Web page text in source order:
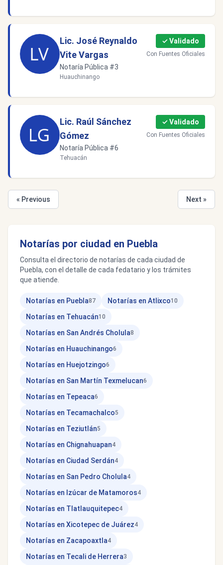
Lic. José Reynaldo
Vite Vargas
Notaría Pública #3
Huauchinango
✓ Validado
Con Fuentes Oficiales
Lic. Raúl Sánchez
Gómez
Notaría Pública #6
Tehuacán
✓ Validado
Con Fuentes Oficiales
« Previous Next »
Notarías por ciudad en Puebla
Consulta el directorio de notarías de cada ciudad de
Puebla, con el detalle de cada fedatario y los trámites
que atiende.
Notarías en Puebla87 Notarías en Atlixco10
Notarías en Tehuacán10
Notarías en San Andrés Cholula8
Notarías en Huauchinango6
Notarías en Huejotzingo6
Notarías en San Martín Texmelucan6
Notarías en Tepeaca6
Notarías en Tecamachalco5
Notarías en Teziutlán5
Notarías en Chignahuapan4
Notarías en Ciudad Serdán4
Notarías en San Pedro Cholula4
Notarías en Izúcar de Matamoros4
Notarías en Tlatlauquitepec4
Notarías en Xicotepec de Juárez4
Notarías en Zacapoaxtla4
Notarías en Tecali de Herrera3